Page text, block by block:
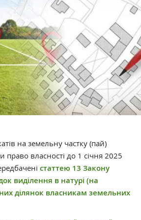
на земельну частку (пай)
право власності до 1 січня 2025
статтею 13 Закону
виділення в натурі (на
ділянок власникам земельних